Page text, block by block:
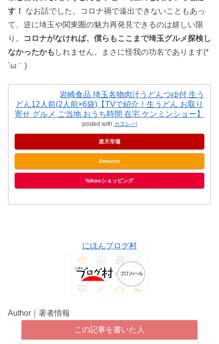
す！
なお話でした。コロナ禍で遠出できないこともあっ
て、逆に埼玉や関東圏の魅力再発見できるのは嬉しい限
り。
コロナがなければ、僕らもここまで埼玉グルメ探検し
なかったかも しれません。まさに怪我の功名であります(*
´ω｀)
岩崎食品 埼玉名物肉汁うどんつゆ付 生う
どん12人前(2人前×6袋)【TVで紹介！生うどん お取り
寄せ グルメ ご当地 おうち時間 在宅 ケンミンショー】
posted with カエレバ
楽天市場
Amazon
Yahooショッピング
にほんブログ村
Author｜著者情報
この記事を書いた人